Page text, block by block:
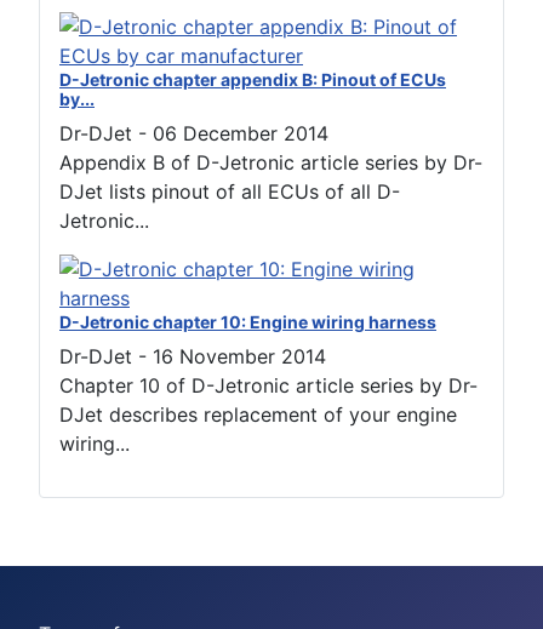
D-Jetronic chapter appendix B: Pinout of ECUs
by...
Dr-DJet - 06 December 2014
Appendix B of D-Jetronic article series by Dr-
DJet lists pinout of all ECUs of all D-
Jetronic...
D-Jetronic chapter 10: Engine wiring harness
Dr-DJet - 16 November 2014
Chapter 10 of D-Jetronic article series by Dr-
DJet describes replacement of your engine
wiring...